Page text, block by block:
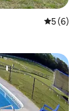
5 (6)